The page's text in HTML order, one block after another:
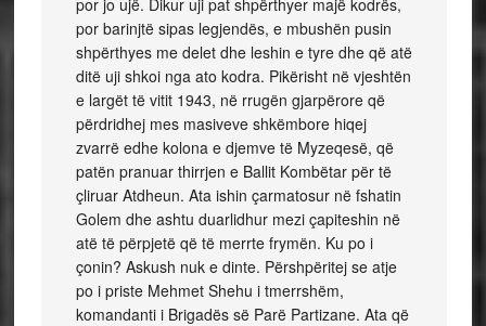
por jo ujë. Dikur uji pat shpërthyer majë kodrës,
por barinjtë sipas legjendës, e mbushën pusin
shpërthyes me delet dhe leshin e tyre dhe që atë
ditë uji shkoi nga ato kodra. Pikërisht në vjeshtën
e largët të vitit 1943, në rrugën gjarpërore që
përdridhej mes masiveve shkëmbore hiqej
zvarrë edhe kolona e djemve të Myzeqesë, që
patën pranuar thirrjen e Ballit Kombëtar për të
çliruar Atdheun. Ata ishin çarmatosur në fshatin
Golem dhe ashtu duarlidhur mezi çapiteshin në
atë të përpjetë që të merrte frymën. Ku po i
çonin? Askush nuk e dinte. Përshpëritej se atje
po i priste Mehmet Shehu i tmerrshëm,
komandanti i Brigadës së Parë Partizane. Ata që